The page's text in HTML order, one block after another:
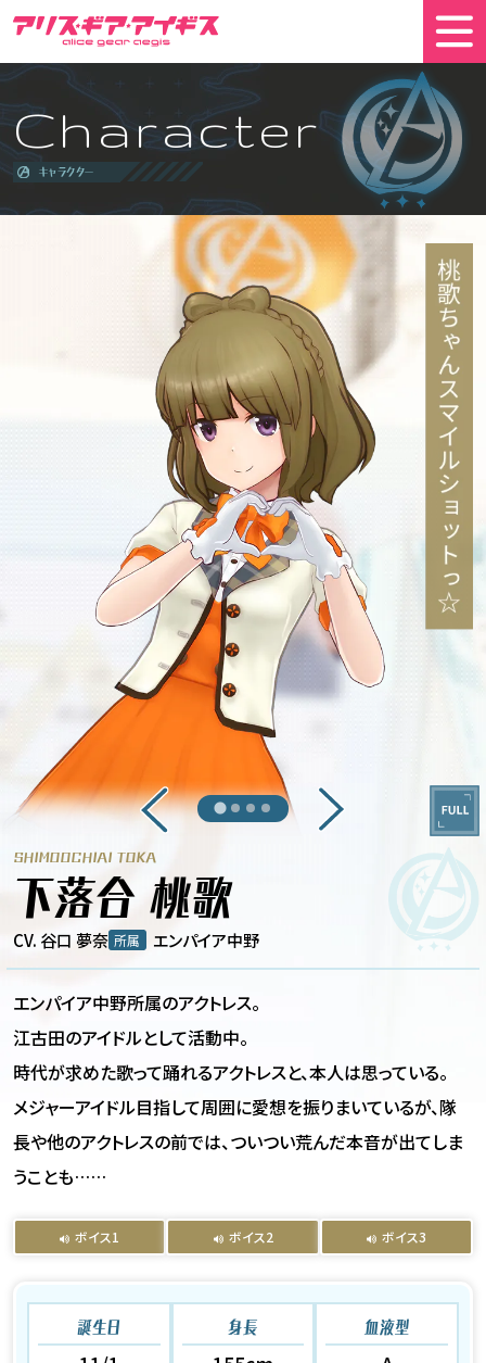
Character
キャラクター
下落合 桃歌
SHIMOOCHIAI TOKA
CV. 谷口 夢奈 所属 エンパイア中野
エンパイア中野所属のアクトレス。
江古田のアイドルとして活動中。
時代が求めた歌って踊れるアクトレス――と、本人は思っている。
メジャーアイドル目指して周囲に愛想を振りまいているが、隊
長や他のアクトレスの前では、ついつい荒んだ本音が出てしま
うことも……
ボイス1 ボイス2 ボイス3
誕生日 身長 血液型